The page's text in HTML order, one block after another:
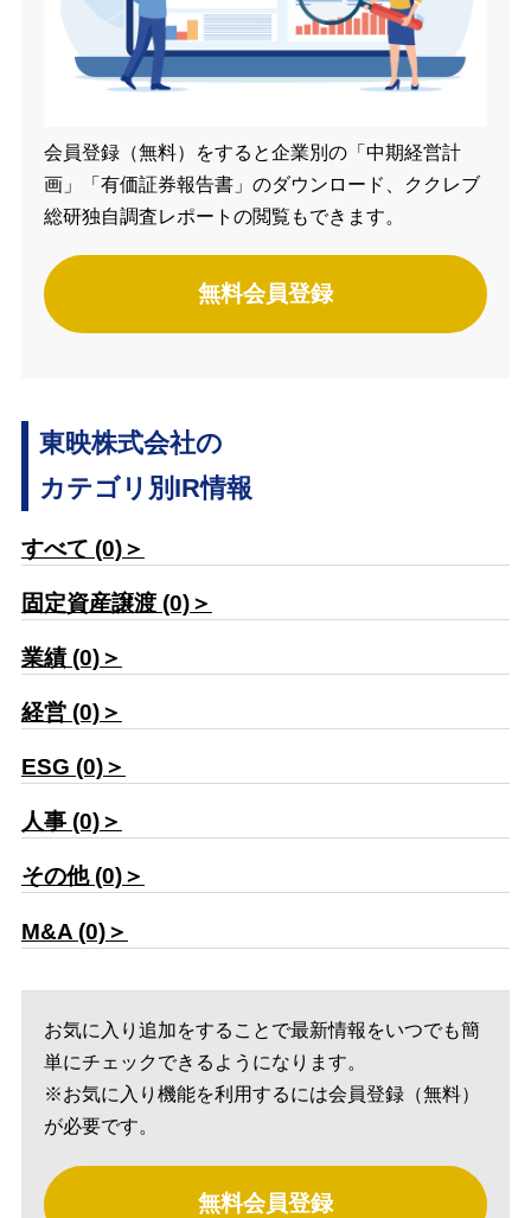
会員登録（無料）をすると企業別の「中期経営計
画」「有価証券報告書」のダウンロード、ククレブ
総研独自調査レポートの閲覧もできます。
無料会員登録
東映株式会社の
カテゴリ別IR情報
すべて (0)＞
固定資産譲渡 (0)＞
業績 (0)＞
経営 (0)＞
ESG (0)＞
人事 (0)＞
その他 (0)＞
M&A (0)＞
お気に入り追加をすることで最新情報をいつでも簡
単にチェックできるようになります。
※お気に入り機能を利用するには会員登録（無料）
が必要です。
無料会員登録